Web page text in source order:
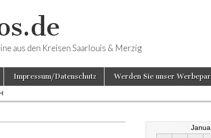
aus den Kreisen Saarlouis & Merzig
Impressum/Datenschutz Werden Sie unser